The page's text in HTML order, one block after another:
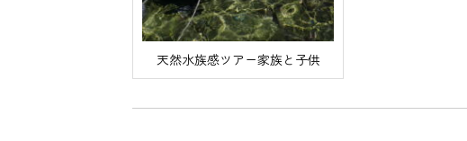
天然水族感ツアー家族と子供